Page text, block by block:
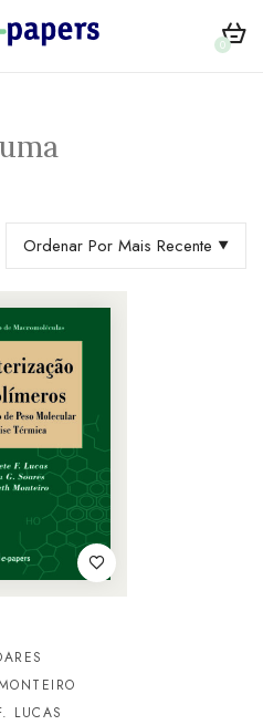
0
Ordenar Por Mais Recente
LUCAS